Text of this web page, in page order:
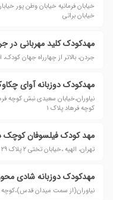
خیابان فرمانیه خیابان وطن پور
خیابان براتی
مهدکودک کلید مهربانی در
جردن، بالاتر از چهارراه جهان کودک،
مهدكودک دوزبانه آوای
کوچه فرهاد پلاک ١
مهد كودک فیلسوفان كوچک
تهران، الهیه ،خیابان تختی ٢ پلاک ٢٩
مهدکودک دوزبانه شادی
نیاوران(از سمت میدان قدس)،کوچه